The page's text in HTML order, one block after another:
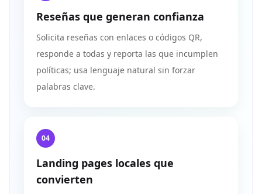
Reseñas que generan confianza
Solicita reseñas con enlaces o códigos QR,
responde a todas y reporta las que incumplen
políticas; usa lenguaje natural sin forzar
palabras clave.
04
Landing pages locales que
convierten